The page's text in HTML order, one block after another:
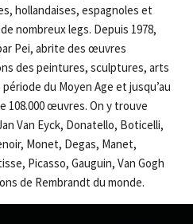
hollandaises, espagnoles et
nombreux legs. Depuis 1978,
Pei, abrite des œuvres
des peintures, sculptures, arts
du Moyen Age et jusqu’au
108.000 œuvres. On y trouve
Van Eyck, Donatello, Boticelli,
Monet, Degas, Manet,
Picasso, Gauguin, Van Gogh
de Rembrandt du monde.